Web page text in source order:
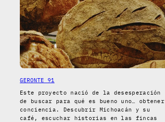
GERONTE 91
Este proyecto nació de la desesperación
de buscar para qué es bueno uno… obtener
conciencia. Descubrir Michoacán y su
café, escuchar historias en las fincas